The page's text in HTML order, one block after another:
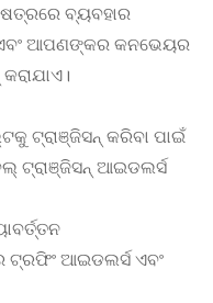
ବ୍ୟବହାର
ଏବଂ ଆପଣଙ୍କର କନଭେୟର
ଟ୍ରାଞ୍ଜିସନ୍ କରିବା ପାଇଁ
ଟ୍ରାଞ୍ଜିସନ୍ ଆଇଡଲର୍ସ
ଟ୍ରଫିଂ ଆଇଡଲର୍ସ ଏବଂ